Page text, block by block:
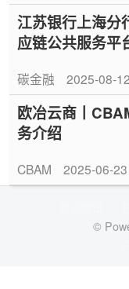
江苏银行上海分
应链公共服务平
应链新生态
碳金融 2025-08-12
欧冶云商丨
务介绍
CBAM 2025-06-23
©